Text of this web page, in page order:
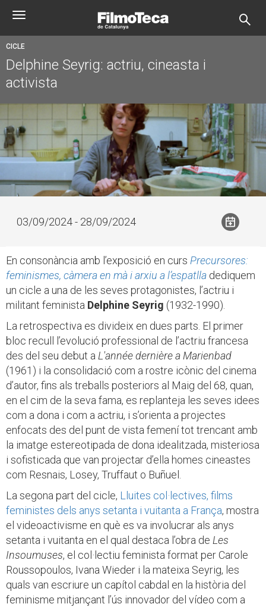
Toggle
CICLE
Delphine Seyrig: actriu, cineasta i
activista
03/09/2024 - 28/09/2024
En consonància amb l’exposició en curs Precursores:
feminismes, càmera en mà i arxiu a l’espatlla dediquem
un cicle a una de les seves protagonistes, l’actriu i
militant feminista Delphine Seyrig (1932-1990).
La retrospectiva es divideix en dues parts. El primer
bloc recull l’evolució professional de l’actriu francesa
des del seu debut a L'année dernière a Marienbad
(1961) i la consolidació com a rostre icònic del cinema
d’autor, fins als treballs posteriors al Maig del 68, quan,
en el cim de la seva fama, es replanteja les seves idees
com a dona i com a actriu, i s’orienta a projectes
enfocats des del punt de vista femení tot trencant amb
la imatge estereotipada de dona idealitzada, misteriosa
i sofisticada que van projectar d’ella homes cineastes
com Resnais, Losey, Truffaut o Buñuel.
La segona part del cicle, Lluites col·lectives, films
feministes dels anys setanta i vuitanta a França, mostra
el videoactivisme en què es va involucrar als anys
setanta i vuitanta en el qual destaca l’obra de Les
Insoumuses, el col·lectiu feminista format per Carole
Roussopoulos, Ivana Wieder i la mateixa Seyrig, les
quals van escriure un capítol cabdal en la història del
feminisme mitjançant l’ús innovador del vídeo com a